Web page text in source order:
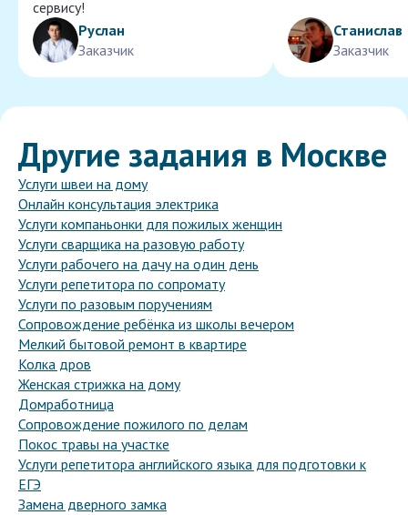
сервису!
Руслан
Заказчик
Станислав
Заказчик
Другие задания в Москве
Услуги швеи на дому
Онлайн консультация электрика
Услуги компаньонки для пожилых женщин
Услуги сварщика на разовую работу
Услуги рабочего на дачу на один день
Услуги репетитора по сопромату
Услуги по разовым поручениям
Сопровождение ребёнка из школы вечером
Мелкий бытовой ремонт в квартире
Колка дров
Женская стрижка на дому
Домработница
Сопровождение пожилого по делам
Покос травы на участке
Услуги репетитора английского языка для подготовки к
ЕГЭ
Замена дверного замка